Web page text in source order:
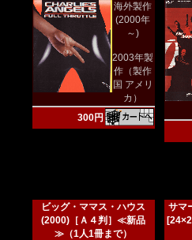
海外製作
(2000年
～)
2003年製
作（製作
国 アメリ
カ）
300円
ビッグ・ママス・ハウス
(2000)［Ａ４判］≪新品
≫（1人1冊まで）
サマ